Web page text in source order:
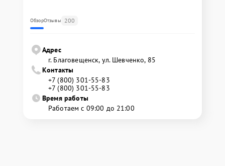
ОбзорОтзывы 200
Адрес
г. Благовещенск, ул. Шевченко, 85
Контакты
+7 (800) 301-55-83
+7 (800) 301-55-83
Время работы
Работаем с 09:00 до 21:00